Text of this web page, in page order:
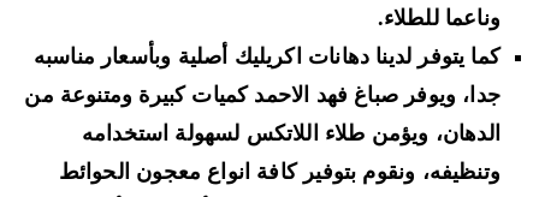
وناعما للطلاء.
كما يتوفر لدينا دهانات اكريليك أصلية وبأسعار مناسبه
جدا، ويوفر صباغ فهد الاحمد كميات كبيرة ومتنوعة من
الدهان، ويؤمن طلاء اللاتكس لسهولة استخدامه
وتنظيفه، ونقوم بتوفير كافة انواع معجون الحوائط